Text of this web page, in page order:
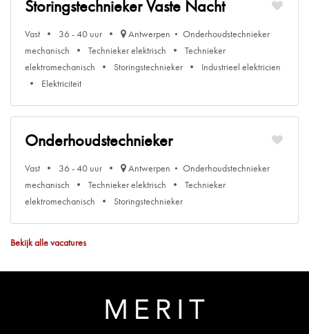
Storingstechnieker Vaste Nacht
Vast 36 - 40 uur Antwerpen
Onderhoudstechnieker
mechanisch
Technieker elektrisch
Technieker
elektromechanisch
Storingstechnieker
Industrieel elektricien
Elektriciteit
Onderhoudstechnieker
Vast 36 - 40 uur Antwerpen
Onderhoudstechnieker
mechanisch
Technieker elektrisch
Technieker
elektromechanisch
Storingstechnieker
Bekijk alle vacatures